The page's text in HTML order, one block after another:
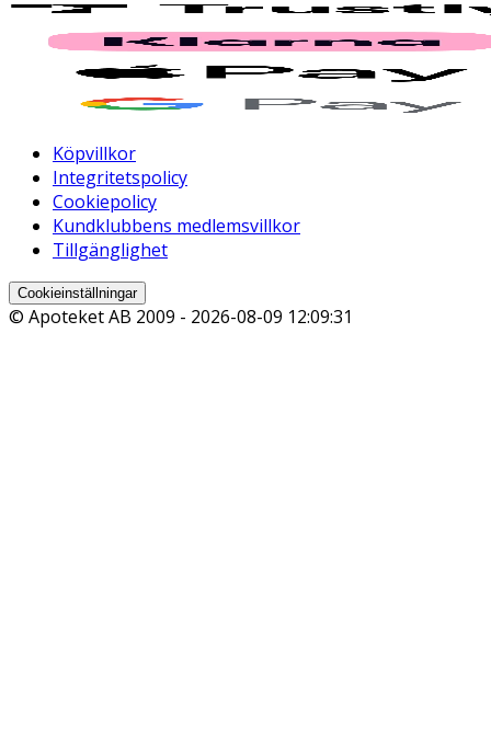
Köpvillkor
Integritetspolicy
Cookiepolicy
Kundklubbens medlemsvillkor
Tillgänglighet
Cookieinställningar
© Apoteket AB 2009 - 2026-08-09 12:09:31